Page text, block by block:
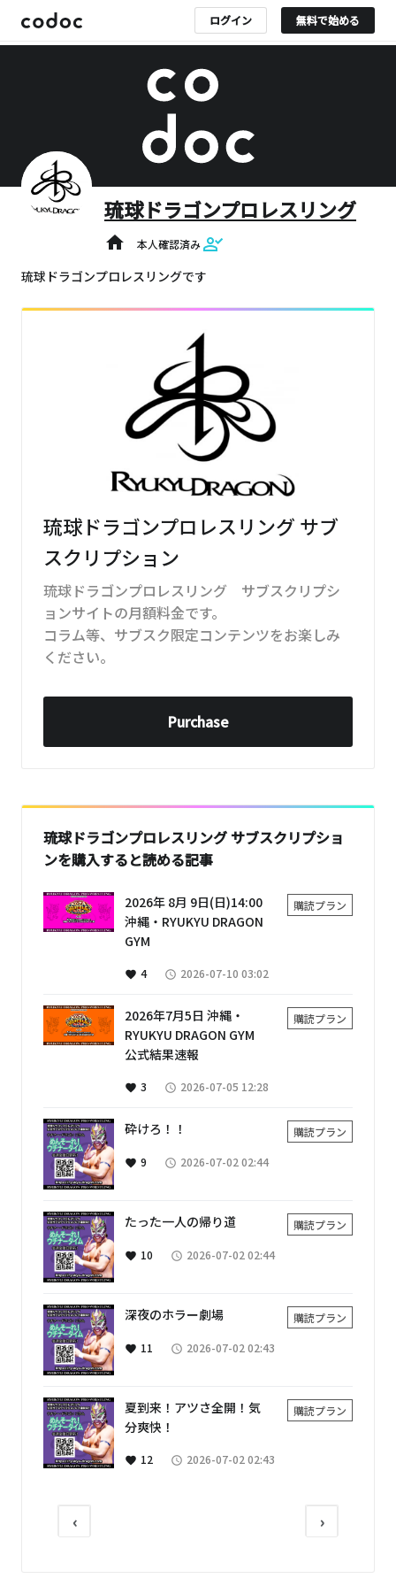
ログイン 無料で始める
琉球ドラゴンプロレスリング
home 本人確認済み
琉球ドラゴンプロレスリングです
琉球ドラゴンプロレスリング サブ
スクリプション
琉球ドラゴンプロレスリング サブスクリプシ
ョンサイトの月額料金です。
コラム等、サブスク限定コンテンツをお楽しみ
ください。
Purchase
琉球ドラゴンプロレスリング サブスクリプショ
ンを購入すると読める記事
2026年 8月 9日(日)14:00
沖縄・RYUKYU DRAGON
GYM
購読プラン
favorite 4 access_time 2026-07-10 03:02
2026年7月5日 沖縄・
RYUKYU DRAGON GYM
公式結果速報
購読プラン
favorite 3 access_time 2026-07-05 12:28
砕けろ！！ 購読プラン
favorite 9 access_time 2026-07-02 02:44
たった一人の帰り道 購読プラン
favorite 10 access_time 2026-07-02 02:44
深夜のホラー劇場 購読プラン
favorite 11 access_time 2026-07-02 02:43
夏到来！アツさ全開！気
分爽快！
購読プラン
favorite 12 access_time 2026-07-02 02:43
‹ ›